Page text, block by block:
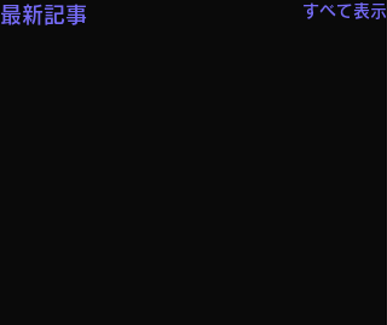
最新記事 すべて表示